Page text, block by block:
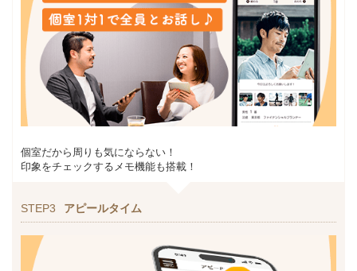
個室だから周りも気にならない！
印象をチェックするメモ機能も搭載！
STEP3 アピールタイム